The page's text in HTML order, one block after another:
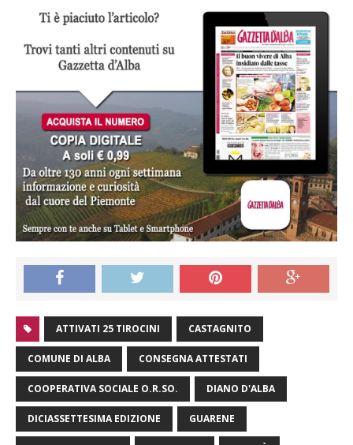
ATTIVATI 25 TIROCINI CASTAGNITO
COMUNE DI ALBA CONSEGNA ATTESTATI
COOPERATIVA SOCIALE O.R.SO. DIANO D'ALBA
DICIASSETTESIMA EDIZIONE GUARENE